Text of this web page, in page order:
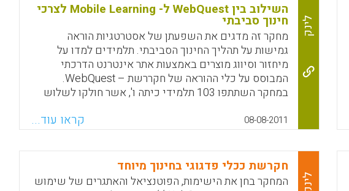
לינק
השילוב בין WebQuest ל- Mobile Learning לצרכי
חינוך סביבתי
מחקר זה מדגים את השפעתן של אסטרטגיות הוראה
גמישות על תהליך החינוך הסביבתי. תלמידים למדו על
מיחזור וסיווג מוצרים באמצעות אתר אינטרנט הדרכתי
המבוסס על כלי ההוראה של חקררשת – WebQuest.
במחקר השתתפו 103 תלמידי כיתה ו', אשר חולקו לשלוש
מסורתית, הדרכה מסורתית בשילוב עם WebQuest והדרכה
המשלבת בין WebQuest ליציאה למרחב הפתוח. תרומה
מרכזית של מחקר זה היא הצגתה של שיטת הוראה חדשה,
ההדרכה שמחוץ לכיתה. תוצאות המחקר מעידות כי השילוב
08-08-2011 קראו עוד...
לינק
חקרשת ככלי פדגוגי בחינוך מיוחד
המחקר בחן את הישימות, הפוטנציאל והאתגרים של שימוש